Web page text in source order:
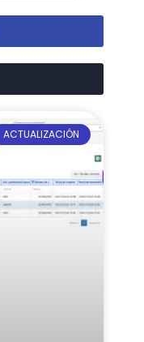
ACTUALIZACIÓN